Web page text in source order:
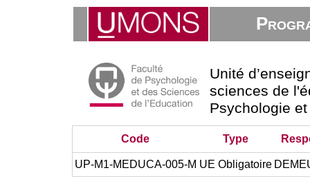
Unité
sciences de
Psychologie
Code Type
UP-M1-MEDUCA-005-M UE Obligatoire